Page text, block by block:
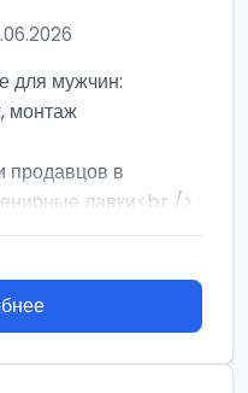
для мужчин:
монтаж
продавцов в
лавки<br />